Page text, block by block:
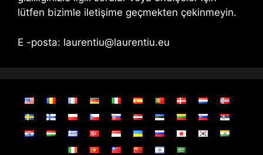
lütfen bizimle iletişime geçmekten çekinmeyin.
E -posta: laurentiu@laurentiu.eu